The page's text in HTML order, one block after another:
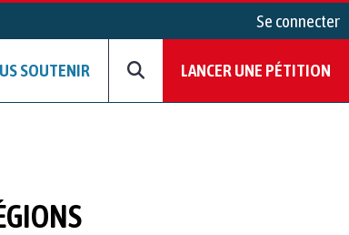
Se connecter
SOUTENIR LANCER UNE PÉTITION